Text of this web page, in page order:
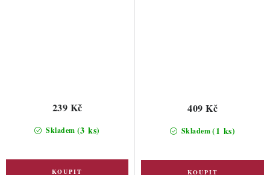
Skladem (3 ks)
239 Kč
Skladem(1 ks)
409 Kč